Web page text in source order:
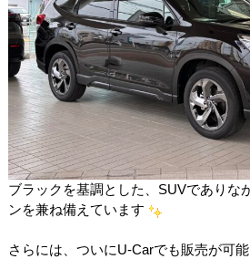
ブラックを基調とした、SUVでありな
ンを兼ね備えています
さらには、ついにU-Carでも販売が可